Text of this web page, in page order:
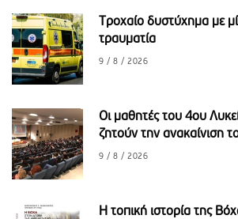
Τροχαίο δυστύχημα με
τραυματία
9 / 8 / 2026
Οι μαθητές του 4ου
ζητούν την ανακαίνιση
9 / 8 / 2026
Η τοπική ιστορία της